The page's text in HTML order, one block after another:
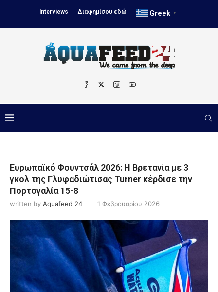
Interviews Διαφημίσου εδώ Greek ▼
Ευρωπαϊκό Φουντσάλ 2026: Η Βρετανία με 3
γκολ της Γλυφαδιώτισας Turner κέρδισε την
Πορτογαλία 15-8
written by Aquafeed 24 1 Φεβρουαρίου 2026